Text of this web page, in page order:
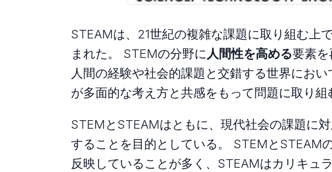
STEAMは、21世紀の複雑な課題に取り組む上
まれた。 STEMの分野に人間性を高める要素
人間の経験や社会的課題と交錯する世界にお
が多面的な考え方と共感をもって問題に取り組
STEMとSTEAMはともに、現代社会の課題に
することを目的としている。 STEMとSTEAM
反映していることが多く、STEAMはカリキュ